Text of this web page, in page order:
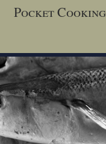
Pocket